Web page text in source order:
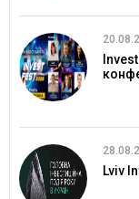
Lviv